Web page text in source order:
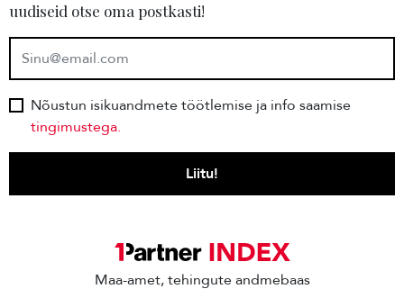
uudiseid otse oma postkasti!
Nõustun isikuandmete töötlemise ja info saamise
tingimustega.
Liitu!
Maa-amet, tehingute andmebaas